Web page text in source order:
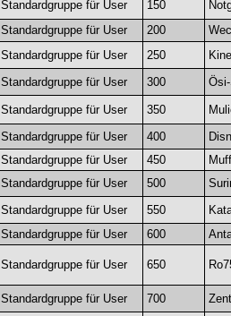
Standardgruppe für User
150
Standardgruppe für User
200
Standardgruppe für User
250
Standardgruppe für User
300
Standardgruppe für User 350
Standardgruppe für User
400
Standardgruppe für User
450
Standardgruppe für User
500
Standardgruppe für User
550
Standardgruppe für User
600
Standardgruppe für User 650
Standardgruppe für User 700